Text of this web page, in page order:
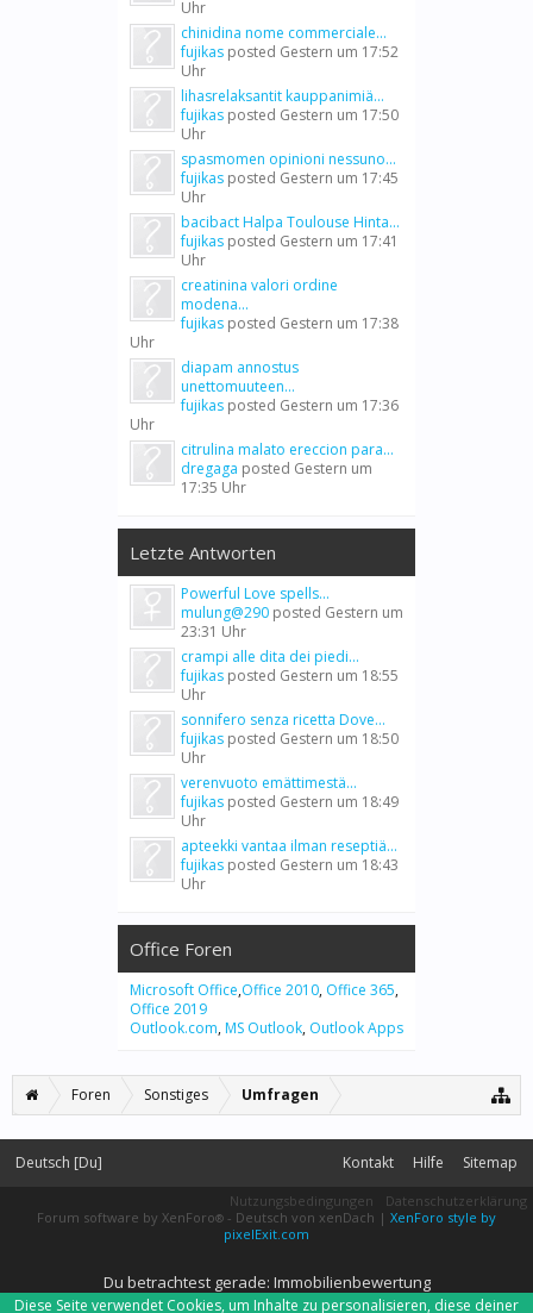
Uhr
chinidina nome commerciale...
fujikas posted Gestern um 17:52
Uhr
lihasrelaksantit kauppanimiä...
fujikas posted Gestern um 17:50
Uhr
spasmomen opinioni nessuno...
fujikas posted Gestern um 17:45
Uhr
bacibact Halpa Toulouse Hinta...
fujikas posted Gestern um 17:41
Uhr
creatinina valori ordine
modena...
fujikas posted Gestern um 17:38
Uhr
diapam annostus
unettomuuteen...
fujikas posted Gestern um 17:36
Uhr
citrulina malato ereccion para...
dregaga posted Gestern um
17:35 Uhr
Letzte Antworten
Powerful Love spells...
mulung@290 posted Gestern um
23:31 Uhr
crampi alle dita dei piedi...
fujikas posted Gestern um 18:55
Uhr
sonnifero senza ricetta Dove...
fujikas posted Gestern um 18:50
Uhr
verenvuoto emättimestä...
fujikas posted Gestern um 18:49
Uhr
apteekki vantaa ilman reseptiä...
fujikas posted Gestern um 18:43
Uhr
Office Foren
Microsoft Office,Office 2010, Office 365,
Office 2019
Outlook.com, MS Outlook, Outlook Apps
Foren Sonstiges Umfragen
Deutsch [Du] Kontakt Hilfe Sitemap
Nutzungsbedingungen
Datenschutzerklärung
Forum software by XenForo® - Deutsch von xenDach | XenForo style by
pixelExit.com
Du betrachtest gerade: Immobilienbewertung
Diese Seite verwendet Cookies, um Inhalte zu personalisieren, diese deiner